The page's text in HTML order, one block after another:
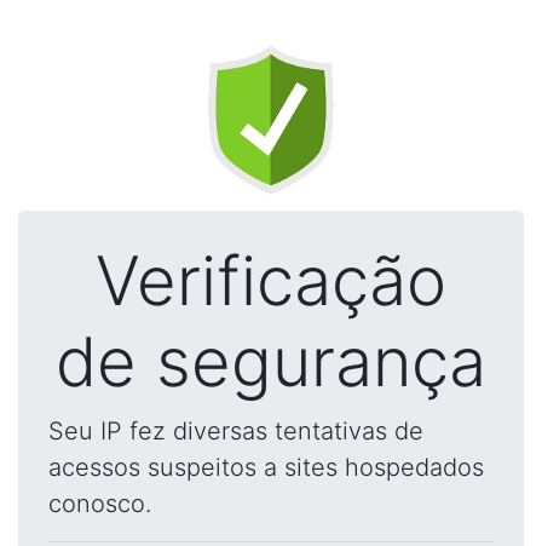
Verificação
de segurança
Seu IP fez diversas tentativas de
acessos suspeitos a sites hospedados
conosco.